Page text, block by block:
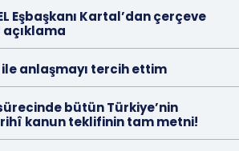
Eşbaşkanı Kartal’dan çerçeve
anlaşmayı tercih ettim
bütün Türkiye’nin
kanun teklifinin tam metni!